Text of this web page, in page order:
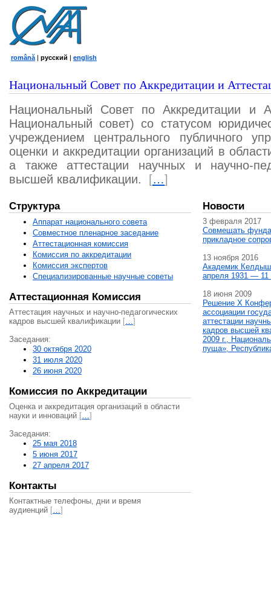
română | русский | english
Национальный Совет по Аккредитации и
Национальный Совет по Аккредитации и
Национальный совет) со статусом
учреждением центрального публичного
оценки и аккредитации организаций в
а также аттестации научных и научно-
высшей квалификации.
[…]
Структура
Аппарат национального совета
Совместное пленарное заседание
Аттестационная комисcия
Комиссия по аккредитации
Комиссия экспертов
Специализированные научные советы
Аттестационная Комиссия
Аттестация научных и научно-педагогических
кадров высшей квалификации […]
Заседания:
30 октября 2020
31 июля 2020
26 июня 2020
Комиссия по Аккредитации
Оценка и аккредитация организаций в области
науки и инноваций […]
Заседания:
25 мая 2018
5 июня 2017
27 апреля 2017
Контакты
Контактные телефоны, дни и время
аудиенций […]
Новости
3 февраля 2017
Совмещать
прикладное
13 ноября 2016
Академик
апреля 1931 — 11
18 июня 2009
Решение X
ассоциации
аттестации
кадров высшей
2009 г.,
пуща»,